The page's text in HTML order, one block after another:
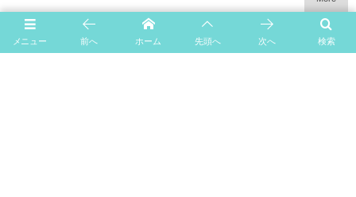
メニュー 検索
前へ ホーム 先頭へ 次へ